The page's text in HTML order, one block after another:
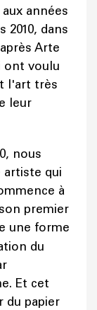
années
2010, dans
Arte
ont voulu
l'art très
leur
nous
artiste qui
à
premier
une forme
du
Et cet
du papier